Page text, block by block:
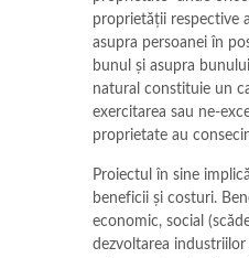
proprietății respective
asupra persoanei în
bunul și asupra
natural constituie un
exercitarea sau ne-
proprietate au
Proiectul în sine
beneficii și costuri.
economic, social
dezvoltarea